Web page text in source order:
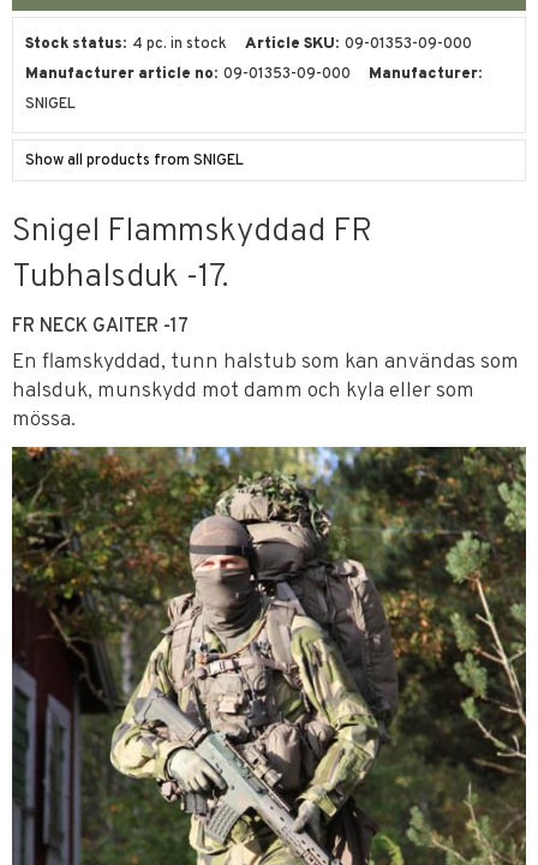
Stock status 4 pc. in stock Article SKU 09-01353-09-000
Manufacturer article no 09-01353-09-000
Manufacturer
SNIGEL
Show all products from SNIGEL
Snigel Flammskyddad FR
Tubhalsduk -17.
FR NECK GAITER -17
En flamskyddad, tunn halstub som kan användas som
halsduk, munskydd mot damm och kyla eller som
mössa.